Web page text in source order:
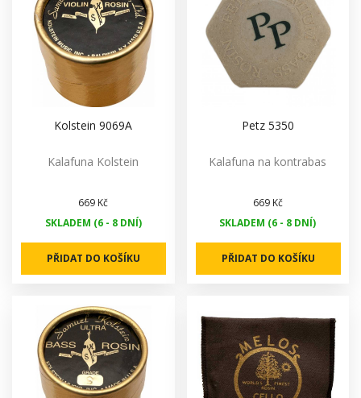
Kolstein 9069A
Kalafuna Kolstein
669 Kč
SKLADEM (6 - 8 DNÍ)
PŘIDAT DO KOŠÍKU
Petz 5350
Kalafuna na kontrabas
669 Kč
SKLADEM (6 - 8 DNÍ)
PŘIDAT DO KOŠÍKU